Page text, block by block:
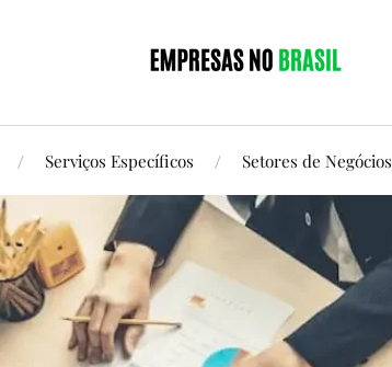
Serviços Específicos Setores de Negócios